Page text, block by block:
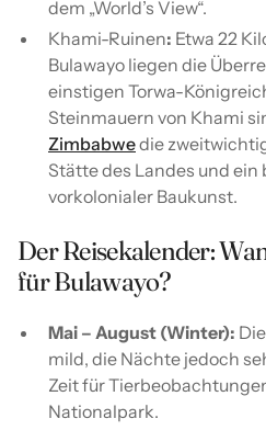
dem „World’s View“.
Khami-Ruinen: Etwa 22
Bulawayo liegen die
einstigen Torwa-
Steinmauern von Khami
Zimbabwedie
Stätte des Landes und
vorkolonialer Baukunst.
Der Reisekalender:
für Bulawayo?
Mai – August (Winter):
mild, die Nächte jedoch
Zeit für
Nationalpark.